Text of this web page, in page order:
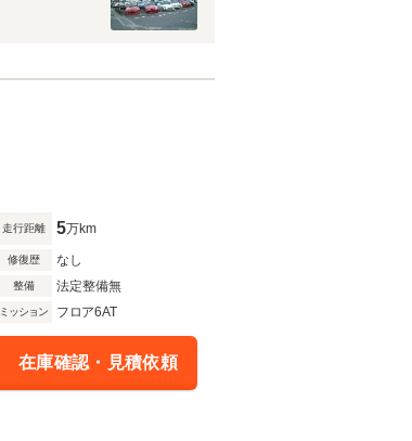
走行距離 5万km
修復歴 なし
整備 法定整備無
ミッション フロア6AT
在庫確認・見積依頼